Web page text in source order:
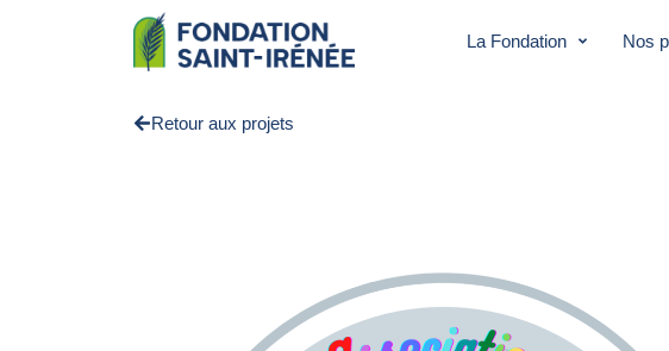
La Fondation Nos
Retour aux projets